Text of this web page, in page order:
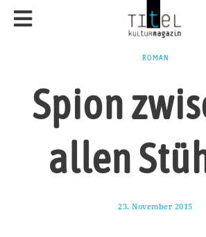
ROMAN
Spion
allen
23. November 2015